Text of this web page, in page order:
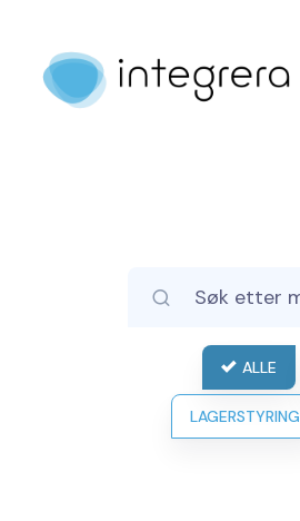
ALLE
LAGERSTYRING